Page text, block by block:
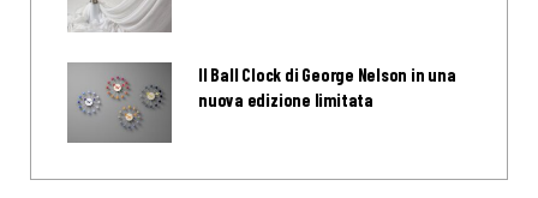
Il Ball Clock di George Nelson in una
nuova edizione limitata